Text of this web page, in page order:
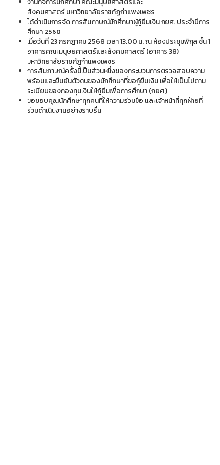
งานกิจการนักศึกษา คณะมนุษยศาสตร์และ
สังคมศาสตร์ มหาวิทยาลัยราชภัฏกำแพงเพชร
ได้ดำเนินการจัด การสัมภาษณ์นักศึกษาผู้กู้ยืมเงิน กยศ. ประจำปีการ
ศึกษา 2568
เมื่อวันที่ 23 กรกฎาคม 2568 เวลา 13.00 น. ณ ห้องประชุมพิกุล ชั้น 1
อาคารคณะมนุษยศาสตร์และสังคมศาสตร์ (อาคาร 38)
มหาวิทยาลัยราชภัฏกำแพงเพชร
การสัมภาษณ์ครั้งนี้เป็นส่วนหนึ่งของกระบวนการตรวจสอบความ
พร้อมและยืนยันตัวตนของนักศึกษาที่ขอกู้ยืมเงิน เพื่อให้เป็นไปตาม
ระเบียบของกองทุนเงินให้กู้ยืมเพื่อการศึกษา (กยศ.)
ขอขอบคุณนักศึกษาทุกคนที่ให้ความร่วมมือ และเจ้าหน้าที่ทุกฝ่ายที่
ร่วมดำเนินงานอย่างราบรื่น